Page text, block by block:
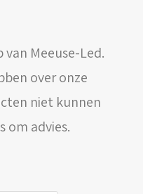
Meeuse-Led.
over onze
niet kunnen
om advies.